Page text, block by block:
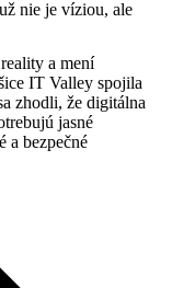
nie je víziou, ale
a mení
IT Valley spojila
zhodli, že digitálna
jasné
a bezpečné